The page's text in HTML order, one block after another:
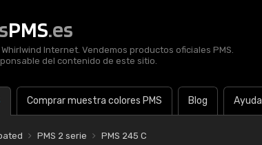
PMS.es
Internet. Vendemos productos oficiales PMS.
del contenido de este sitio.
Comprar muestra colores PMS Blog Ayuda
PMS 2 serie PMS 245 C